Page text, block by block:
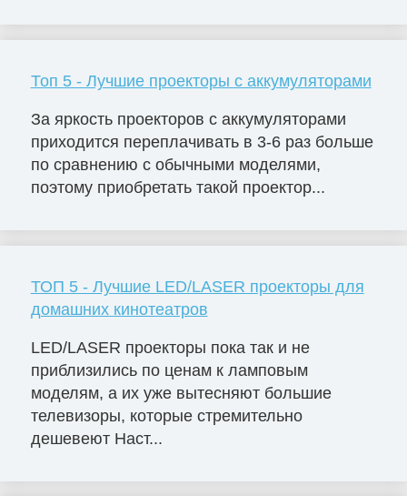
Топ 5 - Лучшие проекторы с аккумуляторами
За яркость проекторов с аккумуляторами
приходится переплачивать в 3-6 раз больше
по сравнению с обычными моделями,
поэтому приобретать такой проектор...
ТОП 5 - Лучшие LED/LASER проекторы для
домашних кинотеатров
LED/LASER проекторы пока так и не
приблизились по ценам к ламповым
моделям, а их уже вытесняют большие
телевизоры, которые стремительно
дешевеют Наст...